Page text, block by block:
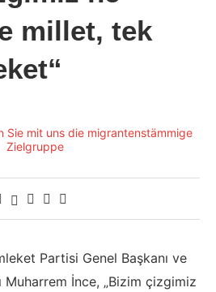
millet, tek
Partisi Genel Başkanı ve
Muharrem İnce, „Bizim çizgimiz